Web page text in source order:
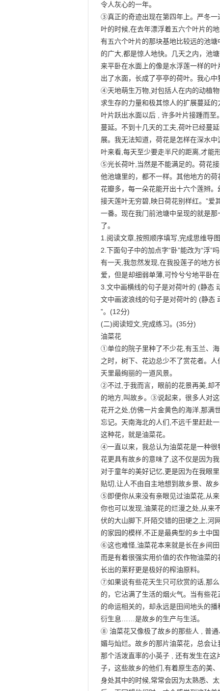
令人灰心的一年。
③真正的奇迹出现在第四年上。严冬一
叶的时候,在去年漂浮着五六个叶片的
有五六个叶片的那块基地比较远的池
的广大,都是惊人地快。几天之内，池
来平卧在水面上的像是水浮莲一样的
出了水面，长成了亭亭的荷叶。我心
④天地萌生万物,对包括人在内的动植
求生存的力量和极其惊人的扩展蔓延
叶片跃出水面以后 , 许多叶片接踵而
蔓延。不到十几天的工夫,荷叶已经蔓
展。我无法知道，荷花是怎样在深水
叶来看,每天至少要走半尺的距离,才能
⑤光长荷叶,当然是不能满足的。荷花
他池塘里的，都不一样。其他地方的
花瓣多，每一朵花能开出十六个莲辫
接天莲叶无穷碧,映日荷花别样红。”爱
一番。现在我门前池塘中呈现的就是
了。
1.阅读文章,按照顺序填写,完成思维导
2.下面句子中的加点字“卧”能改为“浮”
有一天,我忽然发现,在我投莲子的地方
爱，但是却细弱单薄,可怜兮兮地平卧
3.文中画横线的句子是对荷叶的 (静态
文中画波浪线的句子是对荷叶的 (静态
”。(12分)
(二)阅读短文,完成练习。(35分)
油菜花
①单位的院子里种了不少花,有玉兰、
之时，树下、花边总少不了赏花者。
天里最绚丽的一道风景。
②不过,于我而言，眼前的花景再美,却
的地方,叫故乡。③说起来，很多人对
花开之处,仿佛一片金黄色的海洋,那满
忘记。天南海北的人们,不远千里赶赴
这种花，就是油菜花。
④一直以来，我总认为油菜花是一种很
花更具有故乡的意味了,这不仅是因为
对于童年的美好记忆,更是因为在我眼
贴切,让人不由自主地想到故乡景、故
⑤即便你从来没有亲眼见过油菜花,从
你也可以发现,油莱花的烂漫之处,从来
伏的大山脚下,阡陌交错的田埂之上,
的家园的模样,不正是最典型的乡土中
⑥这也难怪,油菜花本来就是长在乡间
而是有着很强实用价值的农作物油菜
长出的莱籽更是极好的榨油原料。
⑦如果说有些花天生只可欣赏的话,那
的，它沾满了生活的烟火气。当有些
的命运相关的，却永远是田间地头的
衍生息……是故乡的生产与生活。
⑧ 油菜花又像极了故乡的那些人 , 普
媚与灿烂。故乡的那片油菜花，总会
那个活泼直率的小英子 , 还有发生在
子，这些故乡的他们,有着原生态的美
身处其中的时候,常常会因为太熟悉、